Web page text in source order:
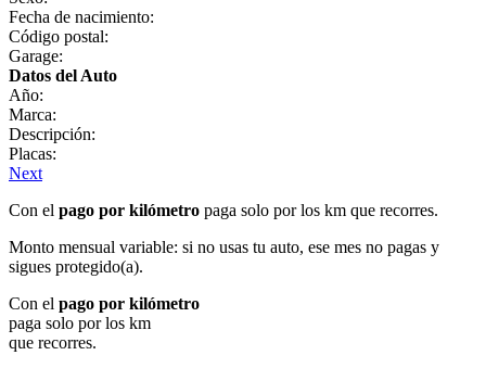
Fecha de nacimiento:
Código postal:
Garage:
Datos del Auto
Año:
Marca:
Descripción:
Placas:
Next
Con el pago por kilómetro paga solo por los km que recorres.
Monto mensual variable: si no usas tu auto, ese mes no pagas y
sigues protegido(a).
Con el pago por kilómetro
paga solo por los km
que recorres.